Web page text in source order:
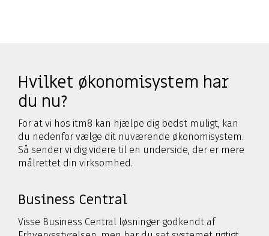
Hvilket økonomisystem har
du nu?
For at vi hos itm8 kan hjælpe dig bedst muligt, kan
du nedenfor vælge dit nuværende økonomisystem.
Så sender vi dig videre til en underside, der er mere
målrettet din virksomhed.
Business Central
Visse Business Central løsninger godkendt af